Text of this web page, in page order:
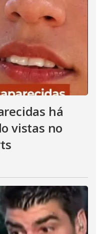
há
vistas no